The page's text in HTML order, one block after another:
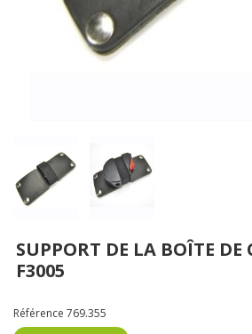
SUPPORT DE LA BOÎTE
F3005
Référence 769.355